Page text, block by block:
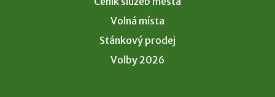
Volná místa
Stánkový prodej
Volby 2026